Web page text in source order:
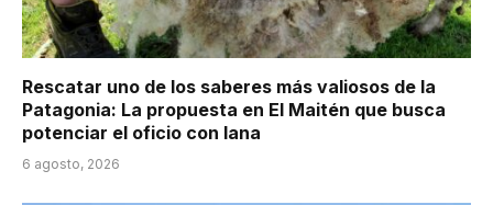
Rescatar uno de los saberes más valiosos de la
Patagonia: La propuesta en El Maitén que busca
potenciar el oficio con lana
6 agosto, 2026